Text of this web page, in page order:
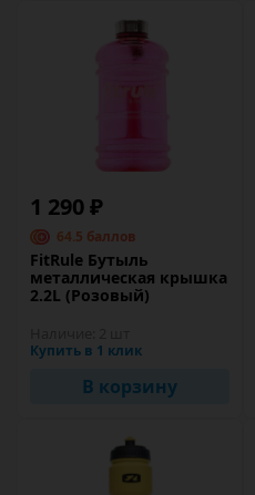
1 290 ₽
64.5 баллов
FitRule Бутыль
металлическая крышка
2.2L (Розовый)
Купить в 1 клик
В корзину